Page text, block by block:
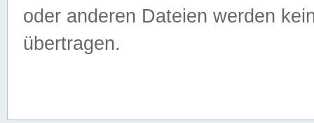
oder anderen Dateien werden
übertragen.